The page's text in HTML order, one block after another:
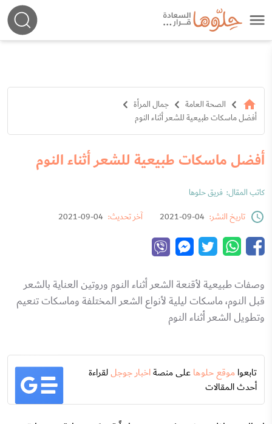
الصحة العامة
جمال المرأة
أفضل ماسكات طبيعية للشعر أثناء النوم
أفضل ماسكات طبيعية للشعر أثناء النوم
كاتب المقال: فريق حلوها
تاريخ النشر: 04-09-2021 آخر تحديث: 04-09-2021
وصفات طبيعية لأقنعة الشعر أثناء النوم وروتين العناية بالشعر
قبل النوم، ماسكات ليلية لأنواع الشعر المختلفة وماسكات تنعيم
وتطويل الشعر أثناء النوم
تابعواموقع حلوهاعلى منصةاخبار جوجللقراءة
أحدث المقالات